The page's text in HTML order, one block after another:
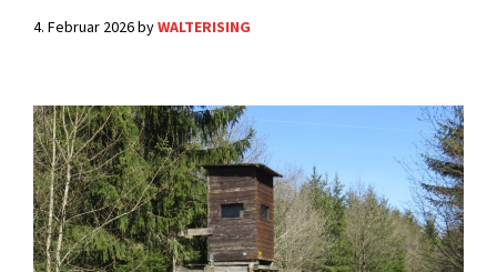
4. Februar 2026byWALTERISING